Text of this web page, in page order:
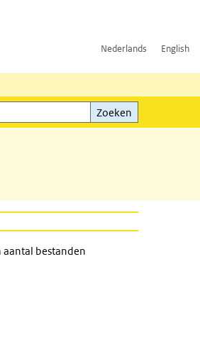
Nederlands English
Zoeken
aantal bestanden